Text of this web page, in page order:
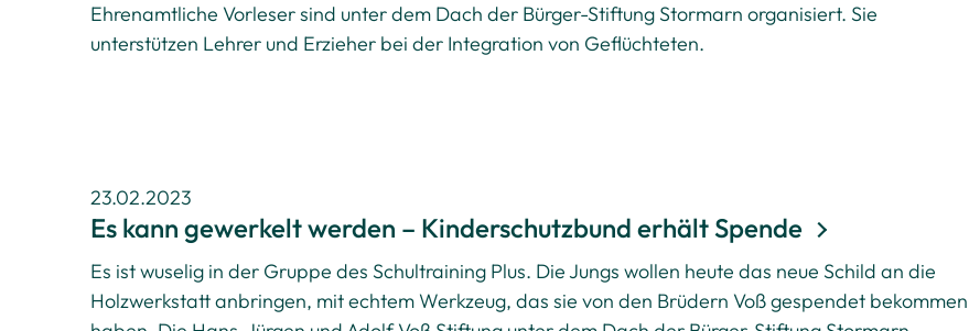
Ehrenamtliche Vorleser sind unter dem Dach der Bürger-Stiftung Stormarn organisiert. Sie
unterstützen Lehrer und Erzieher bei der Integration von Geflüchteten.
23.02.2023
Es kann gewerkelt werden – Kinderschutzbund erhält Spende
Es ist wuselig in der Gruppe des Schultraining Plus. Die Jungs wollen heute das neue Schild an die
Holzwerkstatt anbringen, mit echtem Werkzeug, das sie von den Brüdern Voß gespendet bekommen